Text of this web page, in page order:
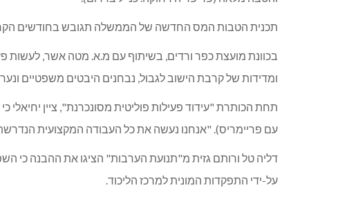
תכנית הטבות המס החדשה של הממשלה תגובש בחודשים
בכוונת מועצת כפר ורדים, בשיתוף עם מ.א. מטה אשר, לעשות
ומדידות של קרבת הישוב לגבול, נבחנים היבטים משפטיים
תחת הכותרת "עידוד פעילות פוליטית מסונכרנת", ציין
עם פריימריס). "אנחנו נעשה את כל העבודה המקצועית
דליה טל ורותם גזית מ"תנועת הערבות" הציגו את ההבנה כי
על-ידי התפקדות המונית למרכז הליכוד.